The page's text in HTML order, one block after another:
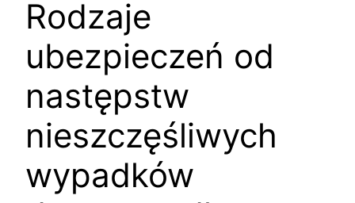
Rodzaje
ubezpieczeń od
następstw
nieszczęśliwych
wypadków